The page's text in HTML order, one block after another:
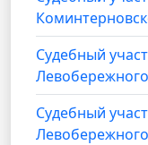
Судебный
Судебный